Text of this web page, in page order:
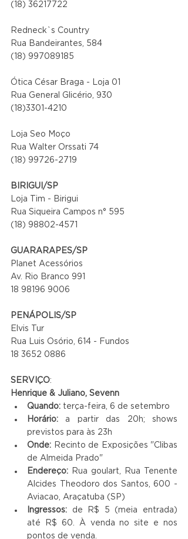
(18) 36217722
Redneck`s Country
Rua Bandeirantes, 584
(18) 997089185
Ótica César Braga - Loja 01
Rua General Glicério, 930
(18)3301-4210
Loja Seo Moço
Rua Walter Orssati 74
(18) 99726-2719
BIRIGUI/SP
Loja Tim - Birigui
Rua Siqueira Campos n° 595
(18) 98802-4571
GUARARAPES/SP
Planet Acessórios
Av. Rio Branco 991
18 98196 9006
PENÁPOLIS/SP
Elvis Tur
Rua Luis Osório, 614 - Fundos
18 3652 0886
SERVIÇO:
Henrique & Juliano, Sevenn
Quando: terça-feira, 6 de setembro
Horário: a partir das 20h; shows
previstos para às 23h
Onde: Recinto de Exposições "Clibas
de Almeida Prado"
Endereço:
Rua goulart, Rua Tenente
Alcides Theodoro dos Santos, 600 -
Aviacao, Araçatuba (SP)
Ingressos: de R$ 5 (meia entrada)
até R$ 60. À venda no site e nos
pontos de venda.